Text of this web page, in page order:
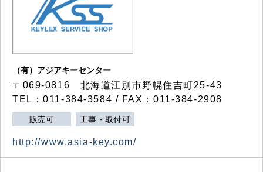
（有）アジアキーセンター
〒069-0816 北海道江別市野幌住吉町25-43
TEL：011-384-3584 / FAX：011-384-2908
販売可 工事・取付可
http://www.asia-key.com/